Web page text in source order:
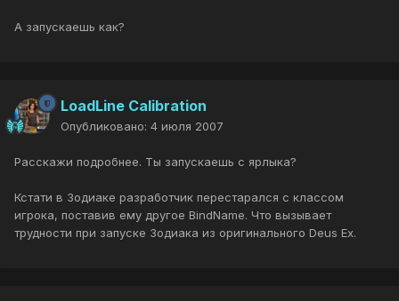
А запускаешь как?
LoadLine Calibration
Опубликовано: 4 июля 2007
Расскажи подробнее. Ты запускаешь с ярлыка?
Кстати в Зодиаке разработчик перестарался с классом
игрока, поставив ему другое BindName. Что вызывает
трудности при запуске Зодиака из оригинального Deus Ex.